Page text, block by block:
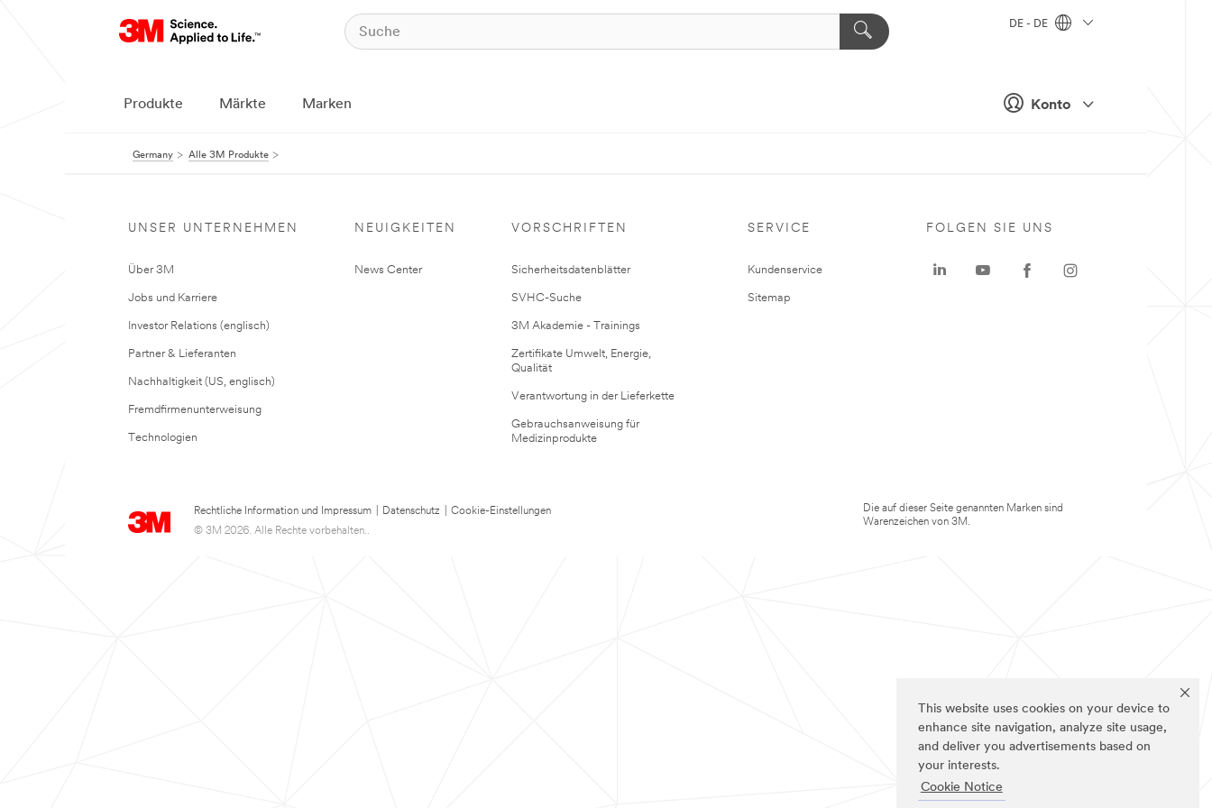
This website uses cookies on your device to
enhance site navigation, analyze site usage,
and deliver you advertisements based on
your interests.
Cookie Notice
Konto
DE - DE
Produkte Märkte Marken
Germany Alle 3M Produkte
UNSER UNTERNEHMEN
Über 3M
Jobs und Karriere
Investor Relations (englisch)
Partner & Lieferanten
Nachhaltigkeit (US, englisch)
Fremdfirmenunterweisung
Technologien
NEUIGKEITEN
News Center
VORSCHRIFTEN
Sicherheitsdatenblätter
SVHC-Suche
3M Akademie - Trainings
Zertifikate Umwelt, Energie,
Qualität
Verantwortung in der Lieferkette
Gebrauchsanweisung für
Medizinprodukte
SERVICE
Kundenservice
Sitemap
Rechtliche Information und Impressum Datenschutz
Cookie-Einstellungen
© 3M 2026. Alle Rechte vorbehalten..
FOLGEN SIE UNS
Die auf dieser Seite genannten Marken sind
Warenzeichen von 3M.